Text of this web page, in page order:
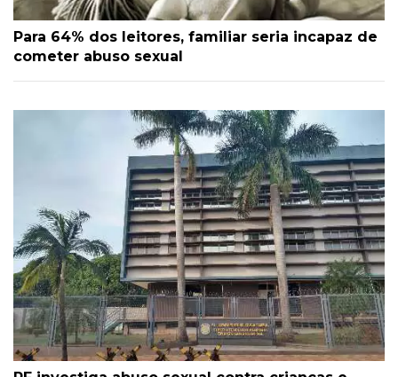
Para 64% dos leitores, familiar seria incapaz de
cometer abuso sexual